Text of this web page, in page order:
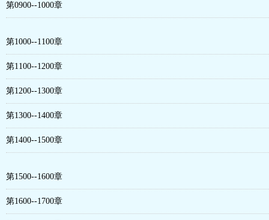
第0900--1000章
第1000--1100章
第1100--1200章
第1200--1300章
第1300--1400章
第1400--1500章
第1500--1600章
第1600--1700章